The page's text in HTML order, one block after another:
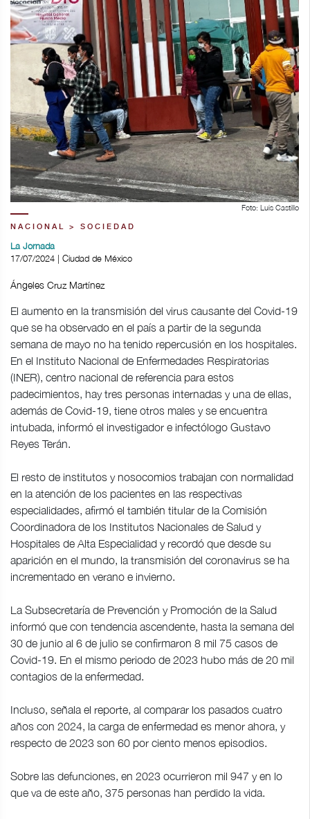
Foto: Luis Castillo
NACIONAL > SOCIEDAD
La Jornada
17/07/2024 | Ciudad de México
Ángeles Cruz Martínez
El aumento en la transmisión del virus causante del Covid-19
que se ha observado en el país a partir de la segunda
semana de mayo no ha tenido repercusión en los hospitales.
En el Instituto Nacional de Enfermedades Respiratorias
(INER), centro nacional de referencia para estos
padecimientos, hay tres personas internadas y una de ellas,
además de Covid-19, tiene otros males y se encuentra
intubada, informó el investigador e infectólogo Gustavo
Reyes Terán.
El resto de institutos y nosocomios trabajan con normalidad
en la atención de los pacientes en las respectivas
especialidades, afirmó el también titular de la Comisión
Coordinadora de los Institutos Nacionales de Salud y
Hospitales de Alta Especialidad y recordó que desde su
aparición en el mundo, la transmisión del coronavirus se ha
incrementado en verano e invierno.
La Subsecretaría de Prevención y Promoción de la Salud
informó que con tendencia ascendente, hasta la semana del
30 de junio al 6 de julio se confirmaron 8 mil 75 casos de
Covid-19. En el mismo periodo de 2023 hubo más de 20 mil
contagios de la enfermedad.
Incluso, señala el reporte, al comparar los pasados cuatro
años con 2024, la carga de enfermedad es menor ahora, y
respecto de 2023 son 60 por ciento menos episodios.
Sobre las defunciones, en 2023 ocurrieron mil 947 y en lo
que va de este año, 375 personas han perdido la vida.